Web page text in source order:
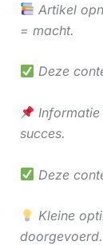
Artikel
= macht.
Deze
succes.
Deze
Kleine
doorgevoerd.